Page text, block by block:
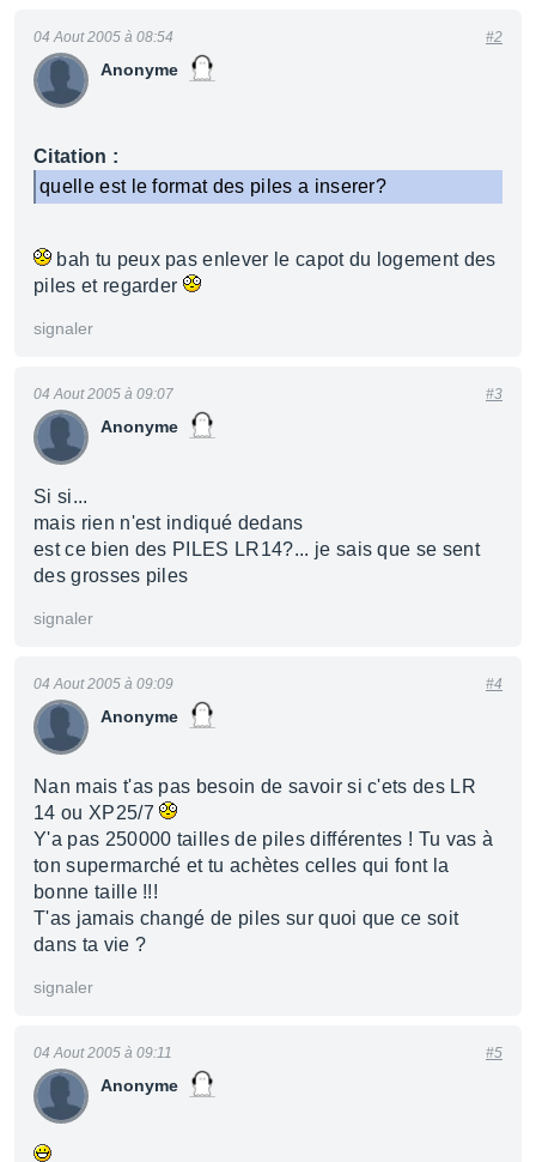
Anonyme
04 Aout 2005 à 08:54 #2
Citation :
quelle est le format des piles a inserer?
bah tu peux pas enlever le capot du logement des
piles et regarder
signaler
Anonyme
04 Aout 2005 à 09:07 #3
Si si...
mais rien n'est indiqué dedans
est ce bien des PILES LR14?... je sais que se sent
des grosses piles
signaler
Anonyme
04 Aout 2005 à 09:09 #4
Nan mais t'as pas besoin de savoir si c'ets des LR
14 ou XP25/7
Y'a pas 250000 tailles de piles différentes ! Tu vas à
ton supermarché et tu achètes celles qui font la
bonne taille !!!
T'as jamais changé de piles sur quoi que ce soit
dans ta vie ?
signaler
Anonyme
04 Aout 2005 à 09:11 #5